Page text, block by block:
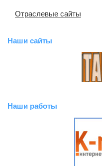
Отраслевые сайты
Наши сайты
Наши работы